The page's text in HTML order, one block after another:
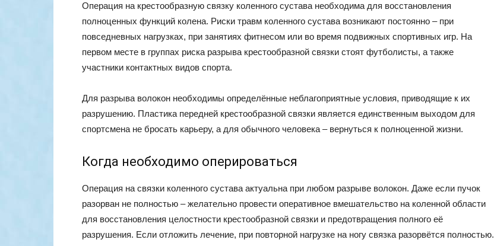
Операция на крестообразную связку коленного сустава необходима для восстановления
полноценных функций колена. Риски травм коленного сустава возникают постоянно – при
повседневных нагрузках, при занятиях фитнесом или во время подвижных спортивных игр. На
первом месте в группах риска разрыва крестообразной связки стоят футболисты, а также
участники контактных видов спорта.
Для разрыва волокон необходимы определённые неблагоприятные условия, приводящие к их
разрушению. Пластика передней крестообразной связки является единственным выходом для
спортсмена не бросать карьеру, а для обычного человека – вернуться к полноценной жизни.
Когда необходимо оперироваться
Операция на связки коленного сустава актуальна при любом разрыве волокон. Даже если пучок
разорван не полностью – желательно провести оперативное вмешательство на коленной области
для восстановления целостности крестообразной связки и предотвращения полного её
разрушения. Если отложить лечение, при повторной нагрузке на ногу связка разорвётся полностью.